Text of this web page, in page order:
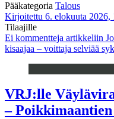
Pääkategoria Talous
Kirjoitettu 6. elokuuta 2026,
Tilaajille
Ei kommentteja artikkeliin
kisaajaa – voittaja selviää
VRJ:lle
–